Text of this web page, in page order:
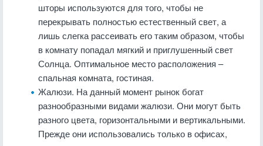
шторы используются для того, чтобы не
перекрывать полностью естественный свет, а
лишь слегка рассеивать его таким образом, чтобы
в комнату попадал мягкий и приглушенный свет
Солнца. Оптимальное место расположения –
спальная комната, гостиная.
Жалюзи. На данный момент рынок богат
разнообразными видами жалюзи. Они могут быть
разного цвета, горизонтальными и вертикальными.
Прежде они использовались только в офисах,